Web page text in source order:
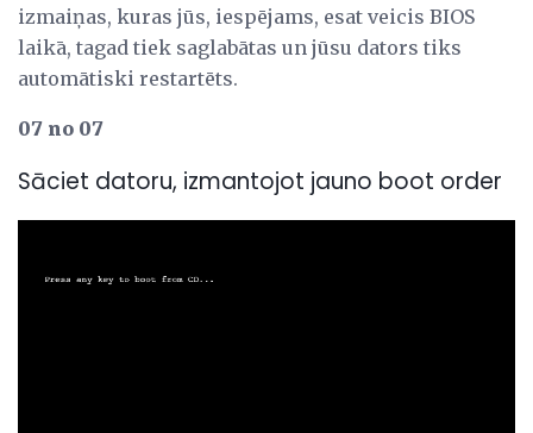
izmaiņas, kuras jūs, iespējams, esat veicis BIOS
laikā, tagad tiek saglabātas un jūsu dators tiks
automātiski restartēts.
07 no 07
Sāciet datoru, izmantojot jauno boot order